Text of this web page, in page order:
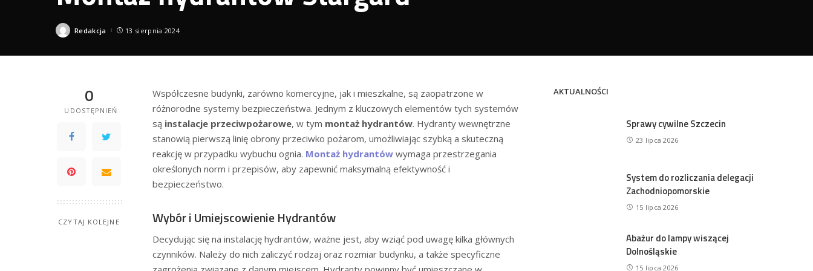
Posted
Redakcja 13 sierpnia 2024
0
UDOSTĘPNIEŃ
CZYTAJ KOLEJNE
Współczesne budynki, zarówno komercyjne, jak i mieszkalne, są zaopatrzone w
różnorodne systemy bezpieczeństwa. Jednym z kluczowych elementów tych systemów
są instalacje przeciwpożarowe, w tym montaż hydrantów. Hydranty wewnętrzne
stanowią pierwszą linię obrony przeciwko pożarom, umożliwiając szybką a skuteczną
reakcję w przypadku wybuchu ognia. Montaż hydrantów wymaga przestrzegania
określonych norm i przepisów, aby zapewnić maksymalną efektywność i
bezpieczeństwo.
Wybór i Umiejscowienie Hydrantów
Decydując się na instalację hydrantów, ważne jest, aby wziąć pod uwagę kilka głównych
czynników. Należy do nich zaliczyć rodzaj oraz rozmiar budynku, a także specyficzne
AKTUALNOŚCI
Sprawy cywilne Szczecin
23 lipca 2026
System do rozliczania delegacji
Zachodniopomorskie
15 lipca 2026
Abażur do lampy wiszącej
Dolnośląskie
15 lipca 2026